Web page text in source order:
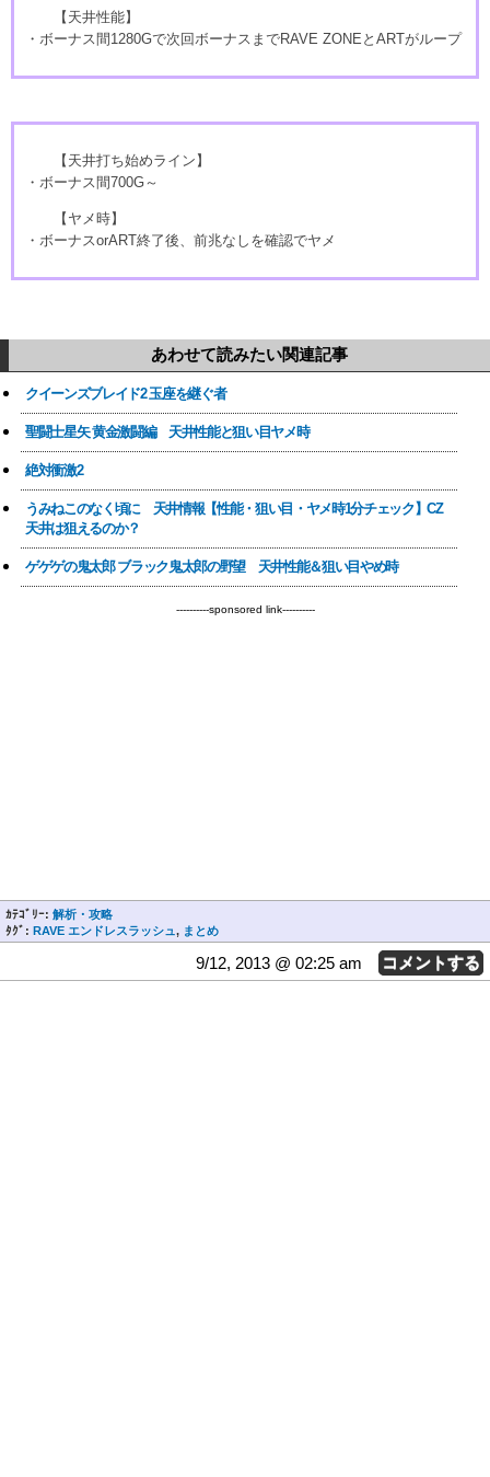
【天井性能】
・ボーナス間1280Gで次回ボーナスまでRAVE ZONEとARTがループ
【天井打ち始めライン】
・ボーナス間700G～
【ヤメ時】
・ボーナスorART終了後、前兆なしを確認でヤメ
あわせて読みたい関連記事
クイーンズブレイド2 玉座を継ぐ者
聖闘士星矢 黄金激闘編 天井性能と狙い目ヤメ時
絶対衝激2
うみねこのなく頃に 天井情報【性能・狙い目・ヤメ時1分チェック】CZ
天井は狙えるのか？
ゲゲゲの鬼太郎 ブラック鬼太郎の野望 天井性能＆狙い目やめ時
----------sponsored link----------
ｶﾃｺﾞﾘｰ: 解析・攻略
ﾀｸﾞ: RAVE エンドレスラッシュ , まとめ
9/12, 2013 @ 02:25 am コメントする